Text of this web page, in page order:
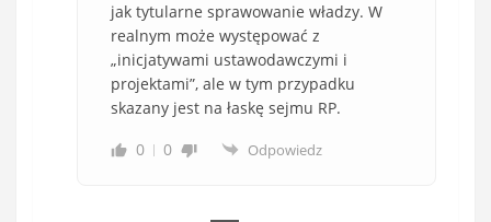
jak tytularne sprawowanie władzy. W
realnym może występować z
„inicjatywami ustawodawczymi i
projektami”, ale w tym przypadku
skazany jest na łaskę sejmu RP.
0
0 Odpowiedz